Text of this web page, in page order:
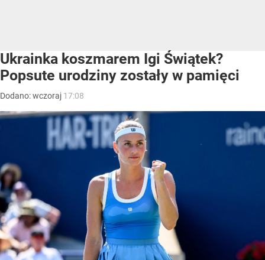
Ukrainka koszmarem Igi Świątek?
Popsute urodziny zostały w pamięci
Dodano:wczoraj 17:08